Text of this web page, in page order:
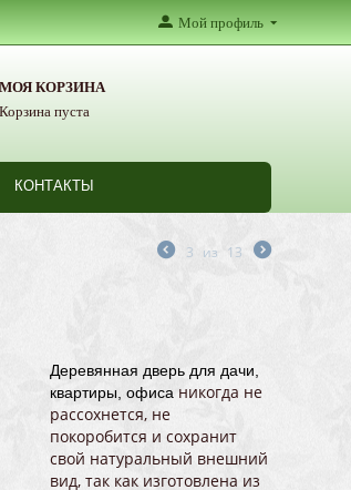
Мой профиль
МОЯ КОРЗИНА
Корзина пуста
КОНТАКТЫ
3 из 13
Деревянная дверь для дачи,
квартиры, офиса никогда не
рассохнется, не
покоробится и сохранит
свой натуральный внешний
вид, так как изготовлена из